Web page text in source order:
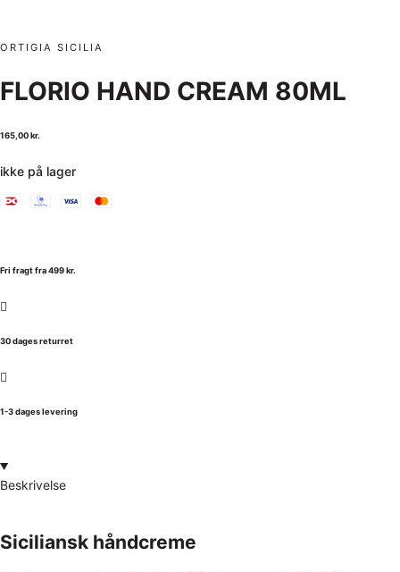
ORTIGIA SICILIA
FLORIO HAND CREAM 80ML
165,00kr.
ikke på lager
Fri fragt fra 499 kr.
30 dages returret
1-3 dages levering
Beskrivelse
Siciliansk håndcreme